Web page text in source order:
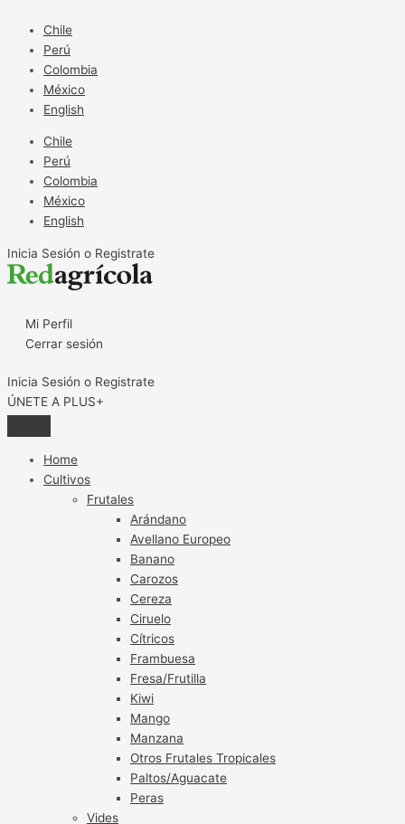
contenido
Chile
Perú
Colombia
México
English
Chile
Perú
Colombia
México
English
Inicia Sesión o Registrate
Mi Perfil
Cerrar sesión
Inicia Sesión o Registrate
ÚNETE A PLUS+
Home
Cultivos
Frutales
Arándano
Avellano Europeo
Banano
Carozos
Cereza
Ciruelo
Cítricos
Frambuesa
Fresa/Frutilla
Kiwi
Mango
Manzana
Otros Frutales Tropicales
Paltos/Aguacate
Peras
Vides